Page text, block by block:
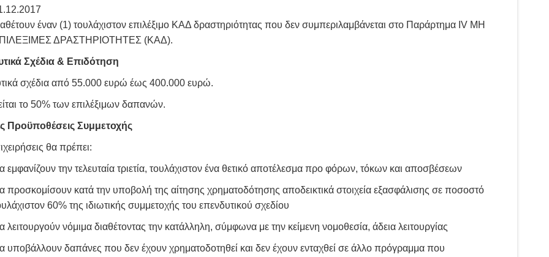
έναν (1) τουλάχιστον επιλέξιμο ΚΑΔ δραστηριότητας που δεν συμπεριλαμβάνεται στο Παράρτημα ΙV ΜΗ
ΔΡΑΣΤΗΡΙΟΤΗΤΕΣ (ΚΑΔ).
Σχέδια & Επιδότηση
σχέδια από 55.000 ευρώ έως 400.000 ευρώ.
το 50% των επιλέξιμων δαπανών.
Προϋποθέσεις Συμμετοχής
θα πρέπει:
εμφανίζουν την τελευταία τριετία, τουλάχιστον ένα θετικό αποτέλεσμα προ φόρων, τόκων και αποσβέσεων
προσκομίσουν κατά την υποβολή της αίτησης χρηματοδότησης αποδεικτικά στοιχεία εξασφάλισης σε ποσοστό
60% της ιδιωτικής συμμετοχής του επενδυτικού σχεδίου
λειτουργούν νόμιμα διαθέτοντας την κατάλληλη, σύμφωνα με την κείμενη νομοθεσία, άδεια λειτουργίας
υποβάλλουν δαπάνες που δεν έχουν χρηματοδοτηθεί και δεν έχουν ενταχθεί σε άλλο πρόγραμμα που